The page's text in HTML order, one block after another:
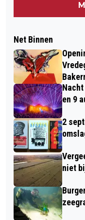
Net Binnen
en 9
2
niet